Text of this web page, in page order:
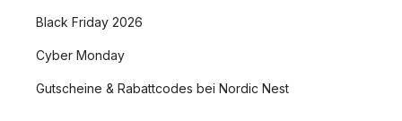
Black Friday 2026
Cyber Monday
Gutscheine & Rabattcodes bei Nordic Nest